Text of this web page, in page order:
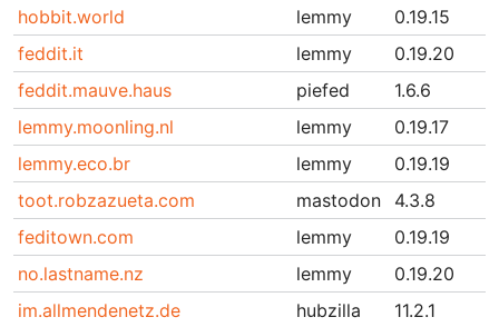
hobbit.world
lemmy
0.19.15
feddit.it
lemmy
0.19.20
feddit.mauve.haus
piefed
1.6.6
lemmy.moonling.nl
lemmy
0.19.17
lemmy.eco.br
lemmy
0.19.19
toot.robzazueta.com
mastodon
4.3.8
feditown.com
lemmy
0.19.19
no.lastname.nz
lemmy
0.19.20
im.allmendenetz.de
hubzilla
11.2.1